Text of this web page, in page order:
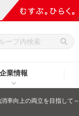
企業情報
率向上の両立を目指して～